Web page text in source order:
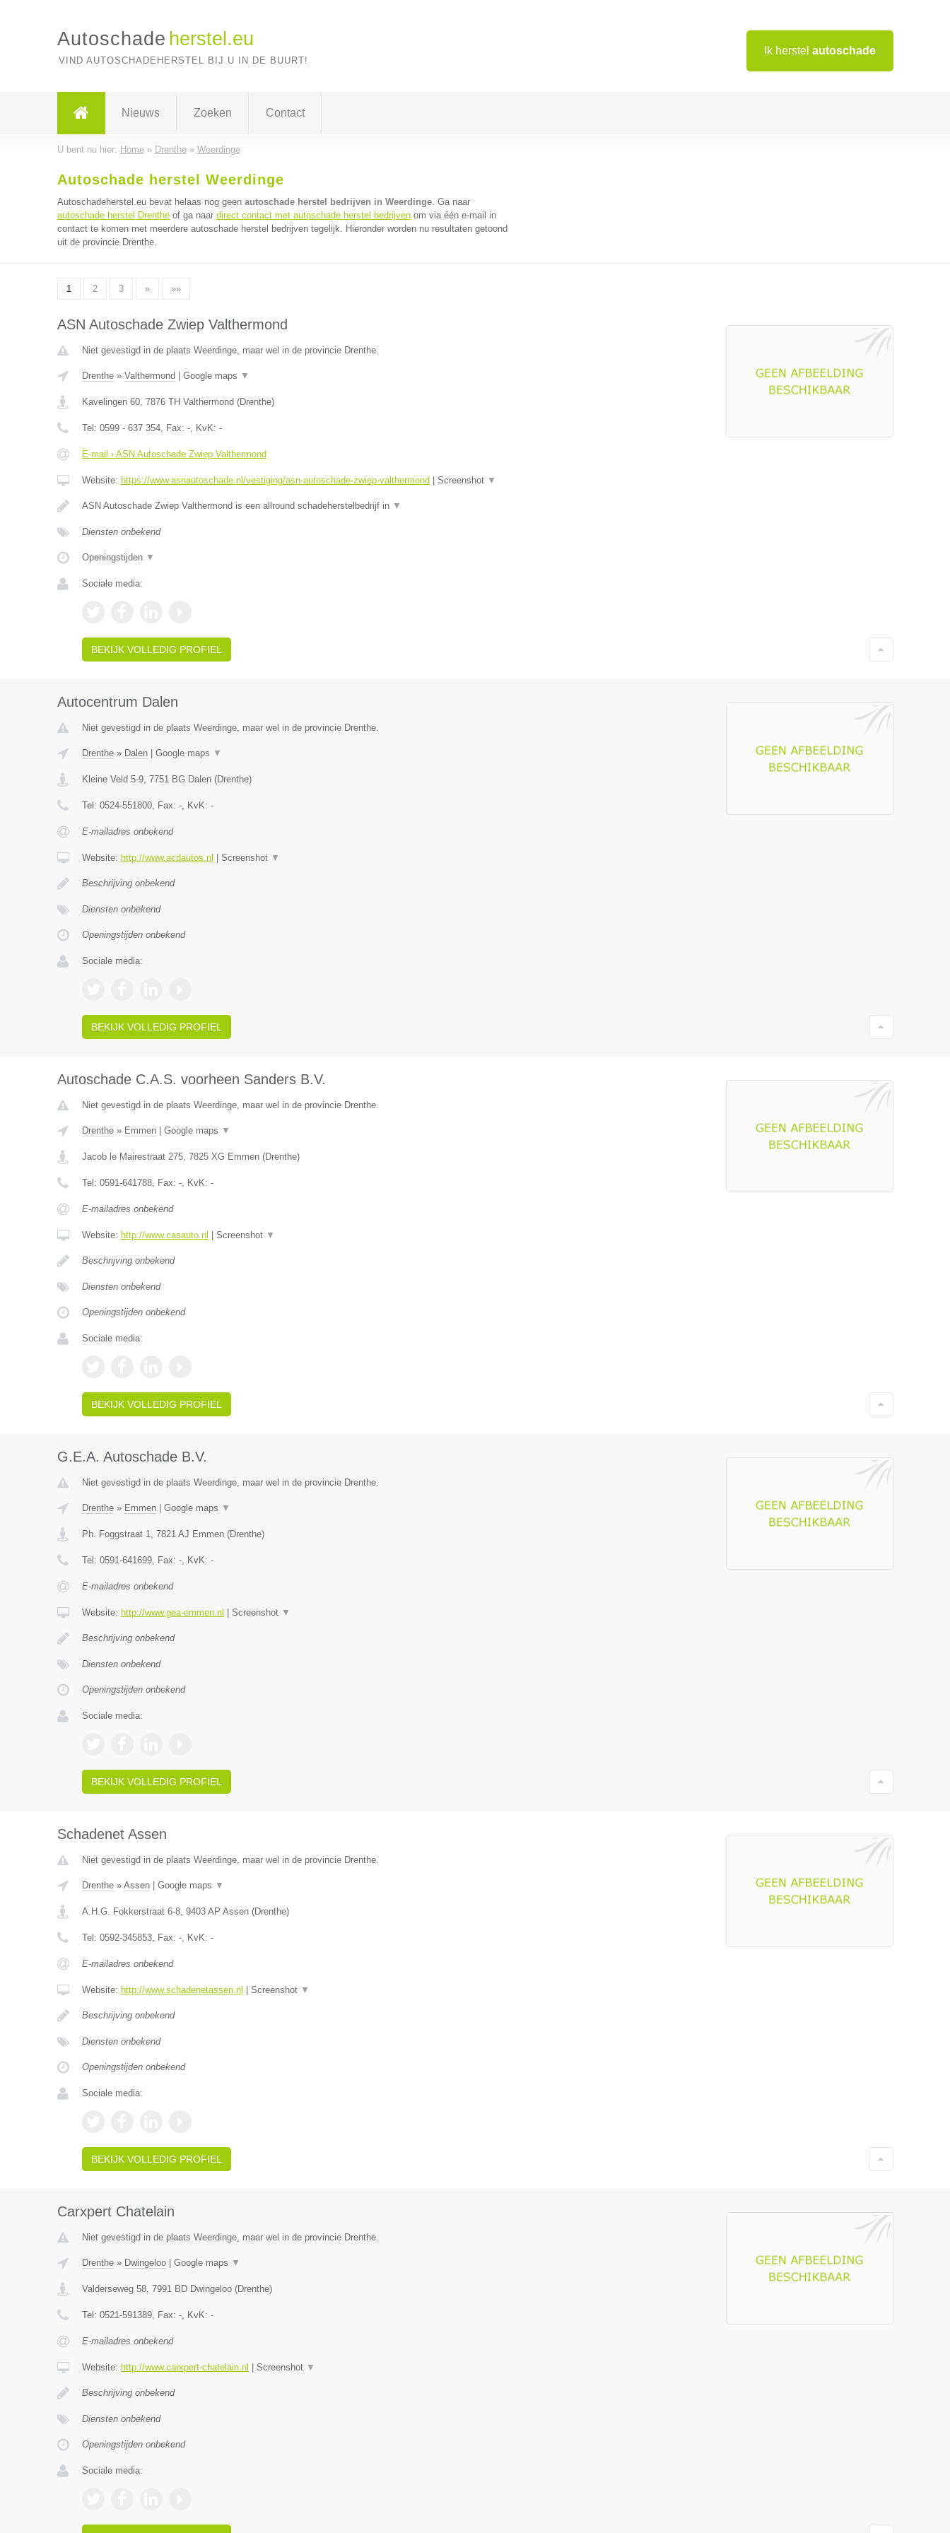
Ik herstel autoschade
Autoschade herstel.eu
VIND AUTOSCHADEHERSTEL BIJ U IN DE BUURT!
Nieuws Zoeken Contact
U bent nu hier: Home» Drenthe» Weerdinge
Autoschade herstel Weerdinge
Autoschadeherstel.eu bevat helaas nog geen autoschade herstel bedrijven in Weerdinge. Ga naar
autoschade herstel Drentheof ga naar direct contact met autoschade herstel bedrijvenom via één e-mail in
contact te komen met meerdere autoschade herstel bedrijven tegelijk. Hieronder worden nu resultaten getoond
uit de provincie Drenthe.
1 2 3 » »»
ASN Autoschade Zwiep Valthermond
Niet gevestigd in de plaats Weerdinge, maar wel in de provincie Drenthe.
Drenthe» Valthermond Google maps ▼
Kavelingen 60, 7876 TH Valthermond (Drenthe)
Tel: 0599 - 637 354, Fax: -, KvK: -
E-mail › ASN Autoschade Zwiep Valthermond
Website: https://www.asnautoschade.nl/vestiging/asn-autoschade-zwiep-valthermond Screenshot ▼
ASN Autoschade Zwiep Valthermond is een allround schadeherstelbedrijf in ▼
Diensten onbekend
Openingstijden ▼
Sociale media:
BEKIJK VOLLEDIG PROFIEL
Autocentrum Dalen
Niet gevestigd in de plaats Weerdinge, maar wel in de provincie Drenthe.
Drenthe» Dalen| Google maps ▼
Kleine Veld 5-9, 7751 BG Dalen(Drenthe)
Tel: 0524-551800, Fax: -, KvK: -
E-mailadres onbekend
Website: http://www.acdautos.nl Screenshot ▼
Beschrijving onbekend
Diensten onbekend
Openingstijden onbekend
Sociale media:
BEKIJK VOLLEDIG PROFIEL
Autoschade C.A.S. voorheen Sanders B.V.
Niet gevestigd in de plaats Weerdinge, maar wel in de provincie Drenthe.
Drenthe» Emmen| Google maps ▼
Jacob le Mairestraat 275, 7825 XG Emmen(Drenthe)
Tel: 0591-641788, Fax: -, KvK: -
E-mailadres onbekend
Website: http://www.casauto.nl Screenshot ▼
Beschrijving onbekend
Diensten onbekend
Openingstijden onbekend
Sociale media:
BEKIJK VOLLEDIG PROFIEL
G.E.A. Autoschade B.V.
Niet gevestigd in de plaats Weerdinge, maar wel in de provincie Drenthe.
Drenthe» Emmen| Google maps ▼
Ph. Foggstraat 1, 7821 AJ Emmen(Drenthe)
Tel: 0591-641699, Fax: -, KvK: -
E-mailadres onbekend
Website: http://www.gea-emmen.nl Screenshot ▼
Beschrijving onbekend
Diensten onbekend
Openingstijden onbekend
Sociale media:
BEKIJK VOLLEDIG PROFIEL
Schadenet Assen
Niet gevestigd in de plaats Weerdinge, maar wel in de provincie Drenthe.
Drenthe» Assen| Google maps ▼
A.H.G. Fokkerstraat 6-8, 9403 AP Assen(Drenthe)
Tel: 0592-345853, Fax: -, KvK: -
E-mailadres onbekend
Website: http://www.schadenetassen.nl Screenshot ▼
Beschrijving onbekend
Diensten onbekend
Openingstijden onbekend
Sociale media:
BEKIJK VOLLEDIG PROFIEL
Carxpert Chatelain
Niet gevestigd in de plaats Weerdinge, maar wel in de provincie Drenthe.
Drenthe» Dwingeloo| Google maps ▼
Valderseweg 58, 7991 BD Dwingeloo(Drenthe)
Tel: 0521-591389, Fax: -, KvK: -
E-mailadres onbekend
Website: http://www.carxpert-chatelain.nl Screenshot ▼
Beschrijving onbekend
Diensten onbekend
Openingstijden onbekend
Sociale media: